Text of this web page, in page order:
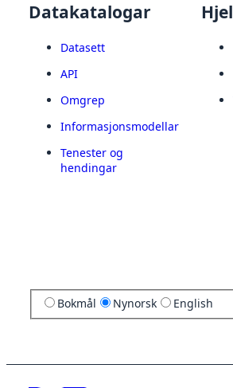
Datakatalogar
Datasett
API
Omgrep
Informasjonsmodellar
Tenester og
hendingar
Bokmål Nynorsk English